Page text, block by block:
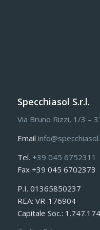
Specchiasol S.r.l.
Via Bruno Rizzi, 1/3 –
Email
Tel. +39 045 6752311
Fax +39 045 6702373
P.I. 01365850237
REA: VR-176904
Capitale Soc.: